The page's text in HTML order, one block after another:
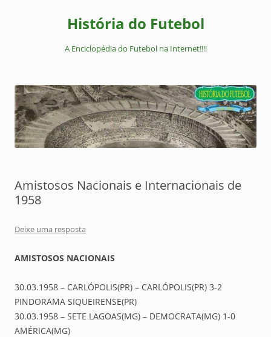
História do Futebol
A Enciclopédia do Futebol na Internet!!!!
Amistosos Nacionais e Internacionais de
1958
Deixe uma resposta
AMISTOSOS NACIONAIS
30.03.1958 – CARLÓPOLIS(PR) – CARLÓPOLIS(PR) 3-2
PINDORAMA SIQUEIRENSE(PR)
30.03.1958 – SETE LAGOAS(MG) – DEMOCRATA(MG) 1-0
AMÉRICA(MG)